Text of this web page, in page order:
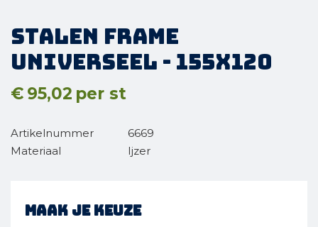
Stalen Frame
Universeel - 155x120
€ 95,02 per st
Artikelnummer
6669
Materiaal
Ijzer
Maak je keuze